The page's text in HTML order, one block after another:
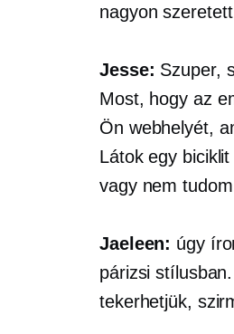
nagyon
Jesse: Szuper,
Most, hogy az
Ön webhelyét,
Látok egy
vagy nem
Jaeleen: úgy
párizsi
tekerhetjük,